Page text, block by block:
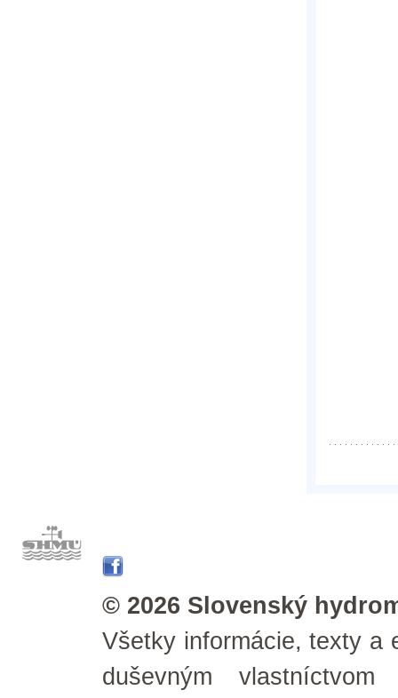
© 2026 Slovenský
Všetky informácie, texty a
duševným